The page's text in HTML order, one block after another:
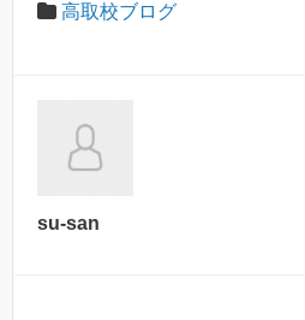
高取校ブログ
su-san